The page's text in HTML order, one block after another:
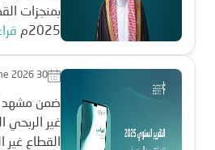
بمنجزات
2025م
2026 30
ضمن مشهد
غير الربحي
القطاع غير